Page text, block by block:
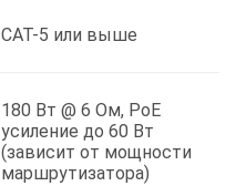
CAT-5 или выше
180 Вт @ 6 Ом, PoE
усиление до 60 Вт
(зависит от мощности
маршрутизатора)